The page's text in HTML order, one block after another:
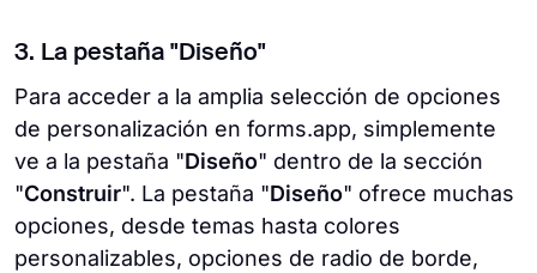
3. La pestaña "Diseño"
Para acceder a la amplia selección de opciones
de personalización en forms.app, simplemente
ve a la pestaña "Diseño" dentro de la sección
"Construir". La pestaña "Diseño" ofrece muchas
opciones, desde temas hasta colores
personalizables, opciones de radio de borde,